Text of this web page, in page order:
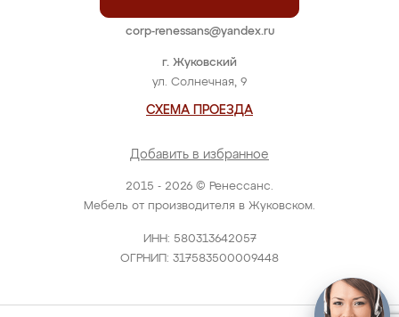
2015 - 2026 © Ренессанс.
Мебель от производителя в Жуковском.
ИНН: 580313642057
ОГРНИП: 317583500009448
г. Жуковский
ул. Солнечная, 9
СХЕМА ПРОЕЗДА
Добавить в избранное
corp-renessans@yandex.ru